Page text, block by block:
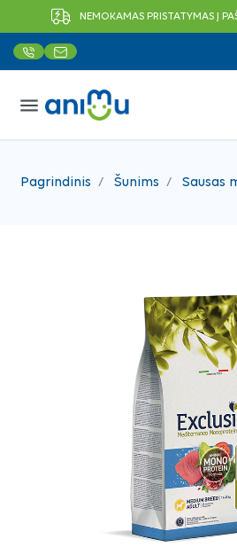
NEMOKAMAS PRISTATYMAS Į
menu
Pagrindinis Šunims Sausas